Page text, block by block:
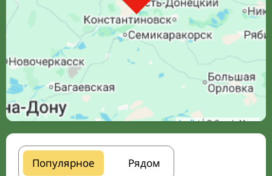
Leaflet| © Google Maps
Популярное Рядом